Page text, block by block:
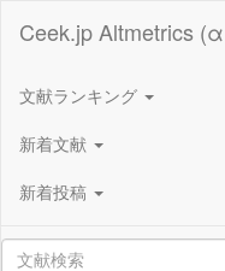
Ceek.jp Altmetrics
文献ランキング
新着文献
新着投稿